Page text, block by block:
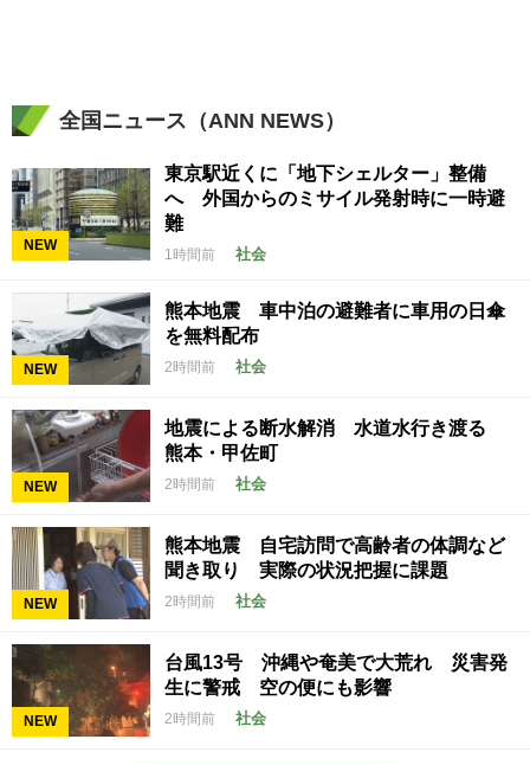
全国ニュース（ANN NEWS）
NEW
東京駅近くに「地下シェルター」整備
へ 外国からのミサイル発射時に一時避
難
1時間前 社会
NEW
熊本地震 車中泊の避難者に車用の日傘
を無料配布
2時間前 社会
NEW
地震による断水解消 水道水行き渡る
熊本・甲佐町
2時間前 社会
NEW
熊本地震 自宅訪問で高齢者の体調など
聞き取り 実際の状況把握に課題
2時間前 社会
NEW
台風13号 沖縄や奄美で大荒れ 災害発
生に警戒 空の便にも影響
2時間前 社会